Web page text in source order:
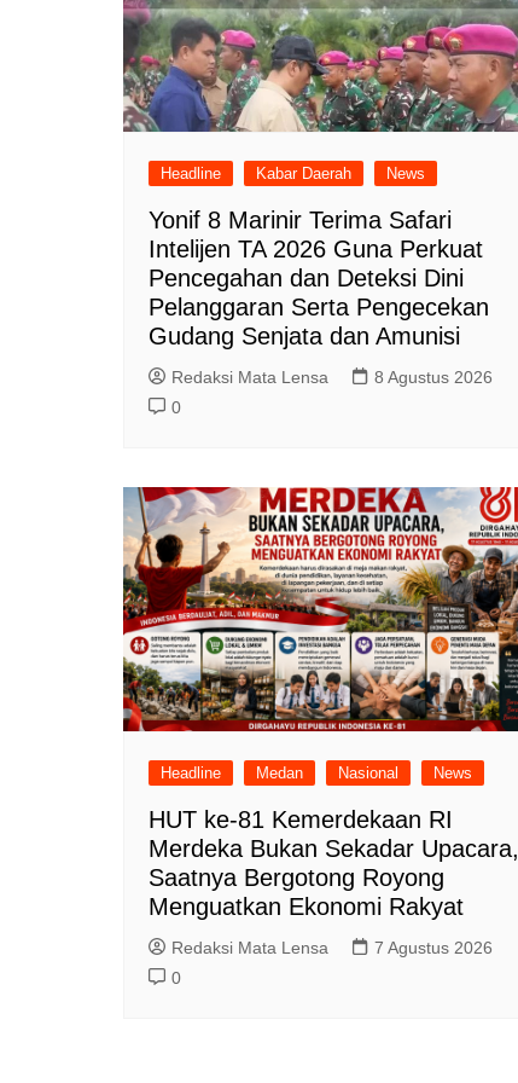
Headline Kabar Daerah News
Yonif 8 Marinir Terima Safari
Intelijen TA 2026 Guna Perkuat
Pencegahan dan Deteksi Dini
Pelanggaran Serta Pengecekan
Gudang Senjata dan Amunisi
Redaksi Mata Lensa
8 Agustus 2026
0
Headline Medan Nasional News
HUT ke-81 Kemerdekaan RI
Merdeka Bukan Sekadar Upacara,
Saatnya Bergotong Royong
Menguatkan Ekonomi Rakyat
Redaksi Mata Lensa
7 Agustus 2026
0